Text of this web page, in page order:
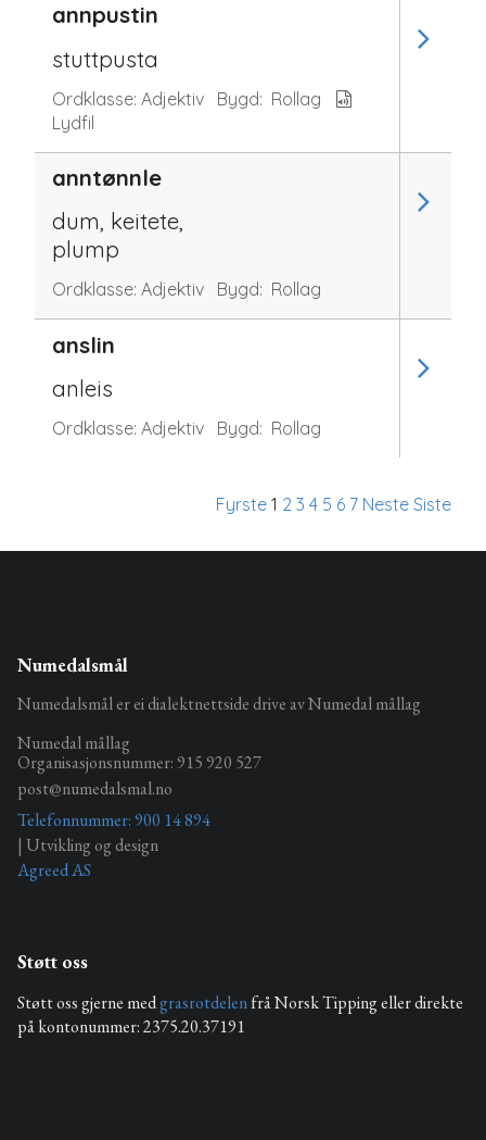
annpustin
stuttpusta
Ordklasse: Adjektiv Bygd: Rollag
Lydfil
anntønnle
dum, keitete,
plump
Ordklasse: Adjektiv Bygd: Rollag
anslin
anleis
Ordklasse: Adjektiv Bygd: Rollag
Fyrste 1 2 3 4 5 6 7 Neste Siste
Numedalsmål
Numedalsmål er ei dialektnettside drive av Numedal mållag
Numedal mållag
Organisasjonsnummer: 915 920 527
post@numedalsmal.no
Telefonnummer: 900 14 894
| Utvikling og design
Agreed AS
Støtt oss
Støtt oss gjerne medgrasrotdelenfrå Norsk Tipping eller direkte
på kontonummer: 2375.20.37191